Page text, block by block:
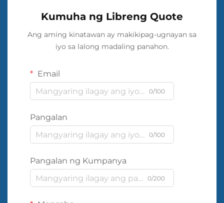
Kumuha ng Libreng Quote
Ang aming kinatawan ay makikipag-ugnayan sa
iyo sa lalong madaling panahon.
Email
0/100
Pangalan
0/100
Pangalan ng Kumpanya
0/200